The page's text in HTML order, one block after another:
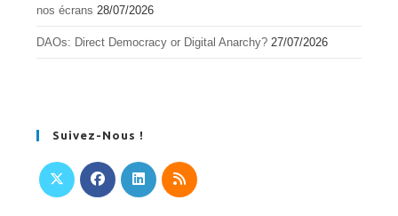
nos écrans 28/07/2026
DAOs: Direct Democracy or Digital Anarchy? 27/07/2026
Suivez-Nous !